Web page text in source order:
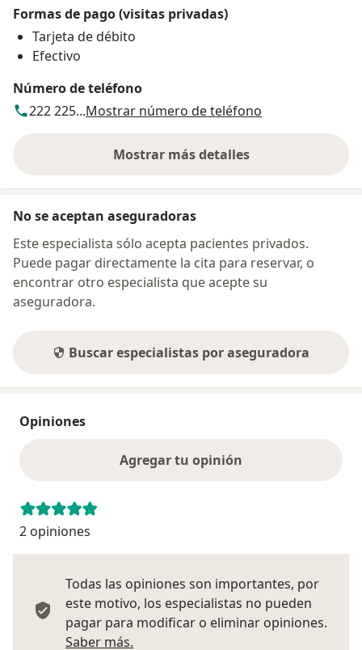
Formas de pago (visitas privadas)
Tarjeta de débito
Efectivo
Número de teléfono
222 225...Mostrar número de teléfono
Mostrar más detalles
sobre la dirección
No se aceptan aseguradoras
Este especialista sólo acepta pacientes privados.
Puede pagar directamente la cita para reservar, o
encontrar otro especialista que acepte su
aseguradora.
Buscar especialistas por aseguradora
Opiniones
Agregar tu opinión
2 opiniones
Todas las opiniones son importantes, por
este motivo, los especialistas no pueden
pagar para modificar o eliminar opiniones.
Saber más.